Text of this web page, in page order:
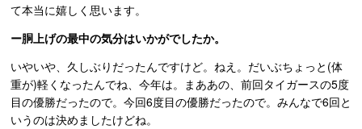
て本当に嬉しく思います。
ー胴上げの最中の気分はいかがでしたか。
いやいや、久しぶりだったんですけど。ねえ。だいぶちょっと(体
重が)軽くなったんでね、今年は。まああの、前回タイガースの5度
目の優勝だったので。今回6度目の優勝だったので。みんなで6回と
いうのは決めましたけどね。